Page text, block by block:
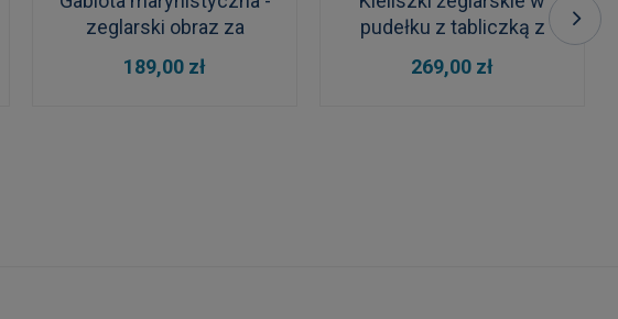
zeglarski obraz za
189,00 zł
DO KOSZYKA
pudełku z tabliczką z
dedykacją
269,00 zł
DO KOSZYKA